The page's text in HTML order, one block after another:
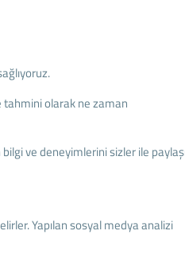
tahmini olarak ne zaman
ve deneyimlerini sizler ile
Yapılan sosyal medya analizi